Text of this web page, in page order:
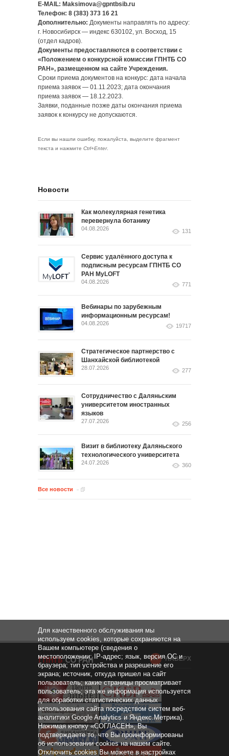
E-MAIL: Maksimova@gpntbsib.ru
Телефон: 8 (383) 373 16 21
Дополнительно: Документы направлять по адресу:
г. Новосибирск — индекс 630102, ул. Восход, 15
(отдел кадров).
Документы предоставляются в соответствии с
«Положением о конкурсной комиссии ГПНТБ СО
РАН», размещенном на сайте Учреждения.
Сроки приема документов на конкурс: дата начала
приема заявок — 01.11.2023; дата окончания
приема заявок — 18.12.2023.
Заявки, поданные позже даты окончания приема
заявок к конкурсу не допускаются.
Если вы нашли ошибку, пожалуйста, выделите фрагмент
текста и нажмите Ctrl+Enter.
Новости
Как молекулярная генетика
перевернула ботанику
04.08.2026 131
Сервис удалённого доступа к
подписным ресурсам ГПНТБ СО
РАН MyLOFT
04.08.2026 771
Вебинары по зарубежным
информационным ресурсам!
04.08.2026 19717
Стратегическое партнерство с
Шанхайской библиотекой
28.07.2026 277
Сотрудничество с Даляньским
университетом иностранных
языков
27.07.2026 256
Визит в библиотеку Даляньского
технологического университета
24.07.2026 360
Все новости
НАВЕРХ
Для качественного обслуживания мы
используем cookies, которые сохраняются на
Вашем компьютере (сведения о
местоположении; IP-адрес; язык, версия ОС и
браузера; тип устройства и разрешение его
экрана; источник, откуда пришел на сайт
пользователь; какие страницы просматривает
пользователь; эта же информация используется
для обработки статистических данных
использования сайта посредством систем веб-
аналитики Google Analytics и Яндекс.Метрика).
Нажимая кнопку «СОГЛАСЕН», Вы
подтверждаете то, что Вы проинформированы
об использовании cookies на нашем сайте.
Отключить cookies Вы можете в настройках